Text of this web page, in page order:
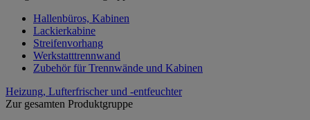
Hallenbüros, Kabinen
Lackierkabine
Streifenvorhang
Werkstatttrennwand
Zubehör für Trennwände und Kabinen
Heizung, Lufterfrischer und -entfeuchter
Zur gesamten Produktgruppe